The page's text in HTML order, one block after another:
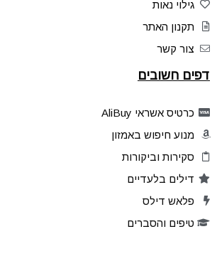
גילוי נאות
תקנון האתר
צור קשר
דפים חשובים
כרטיס אשראי AliBuy
מנוע חיפוש באמזון
סקירות וביקורות
דילים בלעדיים
פלאש דילס
טיפים והסברים